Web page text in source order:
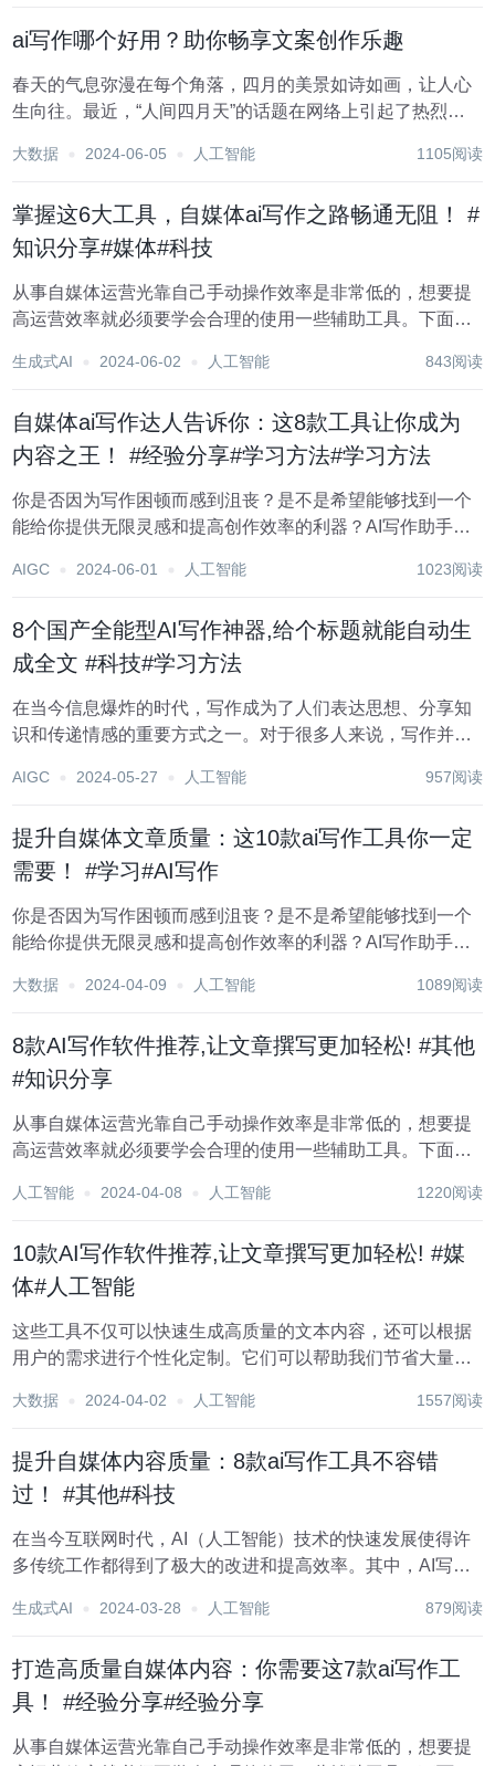
ai写作哪个好用？助你畅享文案创作乐趣
春天的气息弥漫在每个角落，四月的美景如诗如画，让人心
生向往。最近，“人间四月天”的话题在网络上引起了热烈讨
圈中分享一段既唯美又动人的文案，却常常感到词穷，不知
大数据 2024-06-05 人工智能 1105阅读
掌握这6大工具，自媒体ai写作之路畅通无阻！ #
知识分享#媒体#科技
从事自媒体运营光靠自己手动操作效率是非常低的，想要提
高运营效率就必须要学会合理的使用一些辅助工具。下面小
友可以收藏分享。 1.元芳写作 这是一个微信公众号 面向专业
生成式AI 2024-06-02 人工智能 843阅读
自媒体ai写作达人告诉你：这8款工具让你成为
内容之王！ #经验分享#学习方法#学习方法
你是否因为写作困顿而感到沮丧？是不是希望能够找到一个
能给你提供无限灵感和提高创作效率的利器？AI写作助手就
手，它们将让你的创作之旅更加流畅、富有创意。 1.元芳写
AIGC 2024-06-01 人工智能 1023阅读
8个国产全能型AI写作神器,给个标题就能自动生
成全文 #科技#学习方法
在当今信息爆炸的时代，写作成为了人们表达思想、分享知
识和传递情感的重要方式之一。对于很多人来说，写作并非
表达的准确性，还有时候我们可能遭遇到了创作瓶颈，随着
AIGC 2024-05-27 人工智能 957阅读
提升自媒体文章质量：这10款ai写作工具你一定
需要！ #学习#AI写作
你是否因为写作困顿而感到沮丧？是不是希望能够找到一个
能给你提供无限灵感和提高创作效率的利器？AI写作助手就
手，它们将让你的创作之旅更加流畅、富有创意。 1.元芳写
大数据 2024-04-09 人工智能 1089阅读
8款AI写作软件推荐,让文章撰写更加轻松! #其他
#知识分享
从事自媒体运营光靠自己手动操作效率是非常低的，想要提
高运营效率就必须要学会合理的使用一些辅助工具。下面小
友可以收藏分享。 1.写作兔 这是一个微信公众号 面向专业写
人工智能 2024-04-08 人工智能 1220阅读
10款AI写作软件推荐,让文章撰写更加轻松! #媒
体#人工智能
这些工具不仅可以快速生成高质量的文本内容，还可以根据
用户的需求进行个性化定制。它们可以帮助我们节省大量的
为大家详细介绍几个AI写作工具，让你在写作领域更上一层
大数据 2024-04-02 人工智能 1557阅读
提升自媒体内容质量：8款ai写作工具不容错
过！ #其他#科技
在当今互联网时代，AI（人工智能）技术的快速发展使得许
多传统工作都得到了极大的改进和提高效率。其中，AI写作
绍备受赞誉的AI写作软件，并为您详细分析它们的特点和优
生成式AI 2024-03-28 人工智能 879阅读
打造高质量自媒体内容：你需要这7款ai写作工
具！ #经验分享#经验分享
从事自媒体运营光靠自己手动操作效率是非常低的，想要提